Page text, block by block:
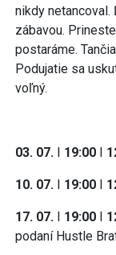
nikdy netancoval.
zábavou.
postaráme.
Podujatie sa
voľný.
03. 07. I 19:00 I
10. 07. I 19:00 I
17. 07. I 19:00 I
podaní Hustle